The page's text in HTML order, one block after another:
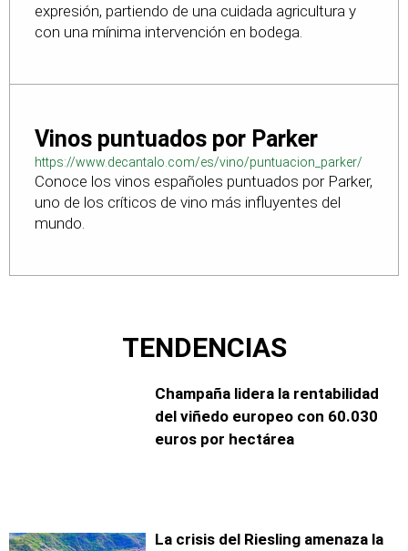
expresión, partiendo de una cuidada agricultura y
con una mínima intervención en bodega.
Vinos puntuados por Parker
https://www.decantalo.com/es/vino/puntuacion_parker/
Conoce los vinos españoles puntuados por Parker,
uno de los críticos de vino más influyentes del
mundo.
TENDENCIAS
Champaña lidera la rentabilidad
del viñedo europeo con 60.030
euros por hectárea
La crisis del Riesling amenaza la